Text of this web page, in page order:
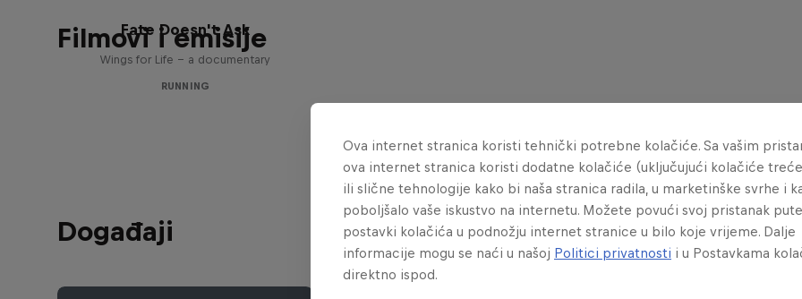
Filmovi i emisije
Fate Doesn't Ask
Wings for Life – a documentary
RUNNING
Događaji
Ova internet stranica koristi tehnički potrebne kolačiće. Sa vašim
ova internet stranica koristi dodatne kolačiće (uključujući kolačiće
ili slične tehnologije kako bi naša stranica radila, u marketinške svrhe i
poboljšalo vaše iskustvo na internetu. Možete povući svoj pristanak
postavki kolačića u podnožju internet stranice u bilo koje vrijeme. Dalje
informacije mogu se naći u našoj Politici privatnosti i u Postavkama
direktno ispod.